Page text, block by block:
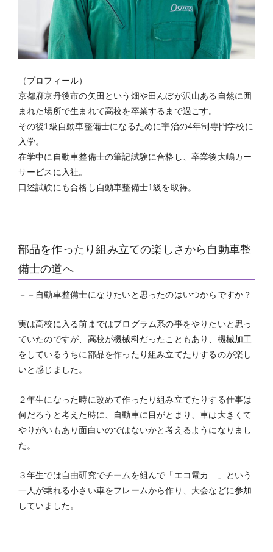
（プロフィール）
京都府京丹後市の矢田という畑や田んぼが沢山ある自然に囲
まれた場所で生まれて高校を卒業するまで過ごす。
その後1級自動車整備士になるために宇治の4年制専門学校に
入学。
在学中に自動車整備士の筆記試験に合格し、卒業後大嶋カー
サービスに入社。
口述試験にも合格し自動車整備士1級を取得。
部品を作ったり組み立ての楽しさから自動車整
備士の道へ
－－自動車整備士になりたいと思ったのはいつからですか？
実は高校に入る前まではプログラム系の事をやりたいと思っ
ていたのですが、高校が機械科だったこともあり、機械加工
をしているうちに部品を作ったり組み立てたりするのが楽し
いと感じました。
２年生になった時に改めて作ったり組み立てたりする仕事は
何だろうと考えた時に、自動車に目がとまり、車は大きくて
やりがいもあり面白いのではないかと考えるようになりまし
た。
３年生では自由研究でチームを組んで「エコ電カ―」という
一人が乗れる小さい車をフレームから作り、大会などに参加
していました。